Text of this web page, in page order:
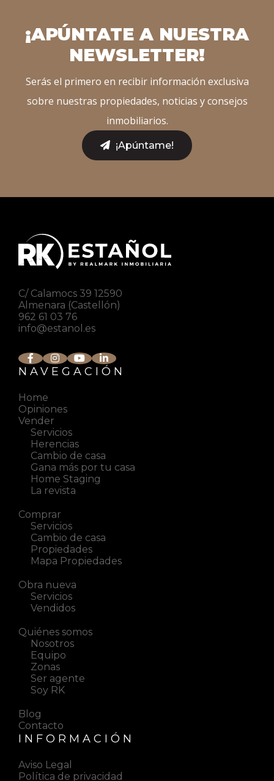
¡APÚNTATE A NUESTRA
NEWSLETTER!
Serás el primero en recibir información exclusiva
sobre nuestras propiedades, noticias y consejos
inmobiliarios.
¡Apúntame!
C/ Calamocs 39 12590
Almenara (Castellón)
962 61 03 76
info@estanol.es
NAVEGACIÓN
Home
Opiniones
Vender
Servicios
Herencias
Cambio de casa
Gana más por tu casa
Home Staging
La revista
Comprar
Servicios
Cambio de casa
Propiedades
Mapa Propiedades
Obra nueva
Servicios
Vendidos
Quiénes somos
Nosotros
Equipo
Zonas
Ser agente
Soy RK
Blog
Contacto
INFORMACIÓN
Aviso Legal
Política de privacidad